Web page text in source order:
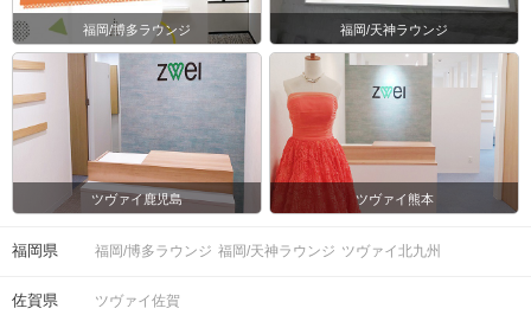
福岡/博多ラウンジ 福岡/天神ラウンジ
ツヴァイ鹿児島 ツヴァイ熊本
福岡県 福岡/博多ラウンジ 福岡/天神ラウンジ ツヴァイ北九州
佐賀県 ツヴァイ佐賀